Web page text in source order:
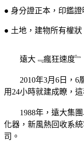
● 身分證正本，印鑑證
● 土地，建物所有權狀
遠大﹃瘋狂速度﹄
2010年3月6日，6
用24小時就建成瞭，
1988年，遠大集團
化器，新風熱回收系
司。